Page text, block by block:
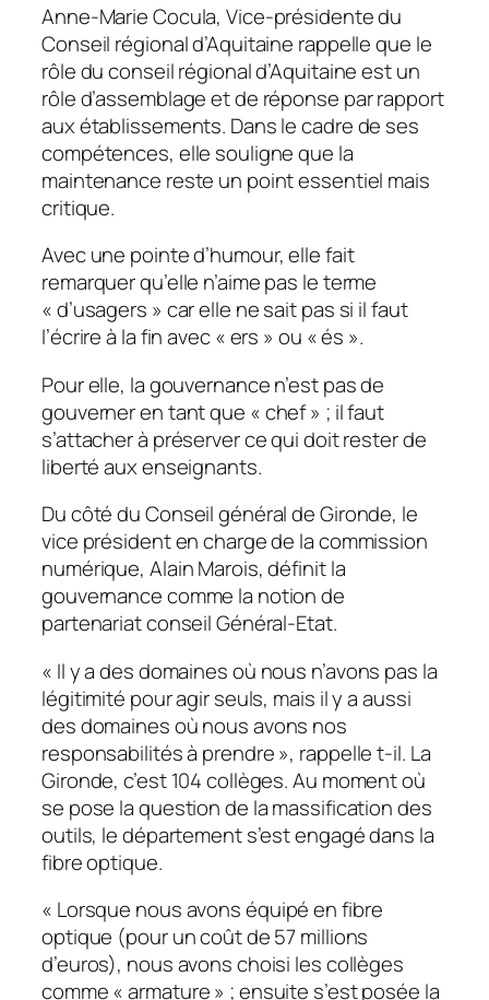
Anne-Marie Cocula, Vice-présidente du
Conseil régional d’Aquitaine rappelle que le
rôle du conseil régional d’Aquitaine est un
rôle d’assemblage et de réponse par rapport
aux établissements. Dans le cadre de ses
compétences, elle souligne que la
maintenance reste un point essentiel mais
critique.
Avec une pointe d’humour, elle fait
remarquer qu’elle n’aime pas le terme
«d’usagers » car elle ne sait pas si il faut
l’écrire à la fin avec «ers » ou «és ».
Pour elle, la gouvernance n’est pas de
gouverner en tant que «chef» ; il faut
s’attacher à préserver ce qui doit rester de
liberté aux enseignants.
Du côté du Conseil général de Gironde, le
vice président en charge de la commission
numérique, Alain Marois, définit la
gouvernance comme la notion de
partenariat conseil Général-Etat.
« Il y a des domaines où nous n’avons pas la
légitimité pour agir seuls, mais il y a aussi
des domaines où nous avons nos
responsabilités à prendre», rappelle t-il. La
Gironde, c’est 104 collèges. Au moment où
se pose la question de la massification des
outils, le département s’est engagé dans la
fibre optique.
« Lorsque nous avons équipé en fibre
optique (pour un coût de 57 millions
d’euros), nous avons choisi les collèges
comme « armature » ; ensuite s’est posée la